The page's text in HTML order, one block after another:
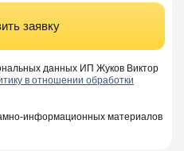
заявку
данных ИП Жуков Виктор
в отношении обработки
информационных материалов